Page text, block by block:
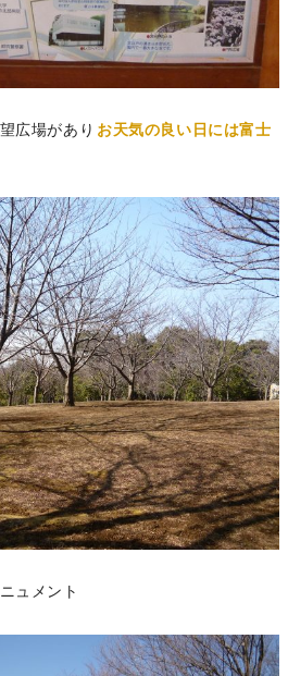
広場があり お天気の良い日には富士
ュメント